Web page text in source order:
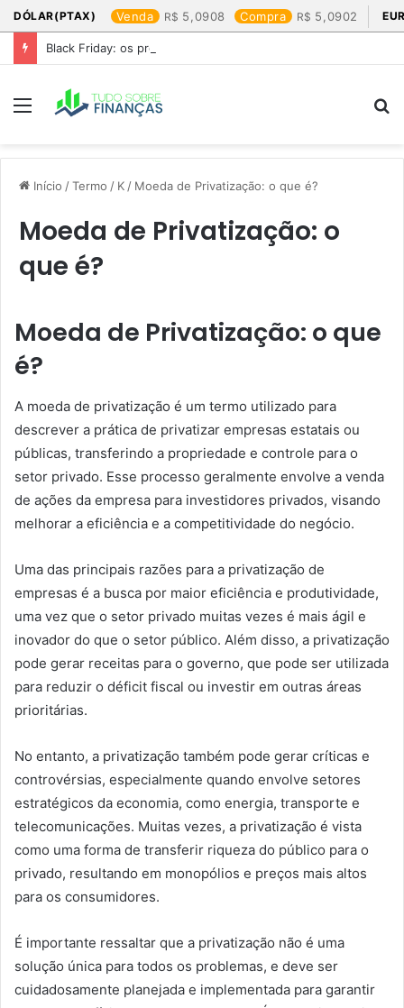
DÓLAR(PTAX) Venda 5,0908 Compra 5,0902
Black Friday: os produtos que mais valem a pena
Menu
Início /Termo / K / Moeda de Privatização: o que é?
Moeda de Privatização: o
que é?
Moeda de Privatização: o que
é?
A moeda de privatização é um termo utilizado para
descrever a prática de privatizar empresas estatais ou
públicas, transferindo a propriedade e controle para o
setor privado. Esse processo geralmente envolve a venda
de ações da empresa para investidores privados, visando
melhorar a eficiência e a competitividade do negócio.
Uma das principais razões para a privatização de
empresas é a busca por maior eficiência e produtividade,
uma vez que o setor privado muitas vezes é mais ágil e
inovador do que o setor público. Além disso, a privatização
pode gerar receitas para o governo, que pode ser utilizada
para reduzir o déficit fiscal ou investir em outras áreas
prioritárias.
No entanto, a privatização também pode gerar críticas e
controvérsias, especialmente quando envolve setores
estratégicos da economia, como energia, transporte e
telecomunicações. Muitas vezes, a privatização é vista
como uma forma de transferir riqueza do público para o
privado, resultando em monopólios e preços mais altos
para os consumidores.
É importante ressaltar que a privatização não é uma
solução única para todos os problemas, e deve ser
cuidadosamente planejada e implementada para garantir